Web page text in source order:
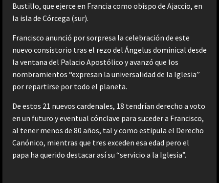
Bustillo, que ejerce en Francia como obispo de Ajaccio, en
la isla de Córcega (sur).
Francisco anunció por sorpresa la celebración de este
nuevo consistorio tras el rezo del Ángelus dominical desde
la ventana del Palacio Apostólico y avanzó que los
nombramientos “expresan la universalidad de la Iglesia”
por repartirse por todo el planeta.
De estos 21 nuevos cardenales, 18 tendrían derecho a voto
en un futuro y eventual cónclave para suceder a Francisco,
al tener menos de 80 años, tal y como estipula el Derecho
Canónico, mientras que tres exceden esa edad pero el
papa ha querido destacar así su “servicio a la Iglesia”.